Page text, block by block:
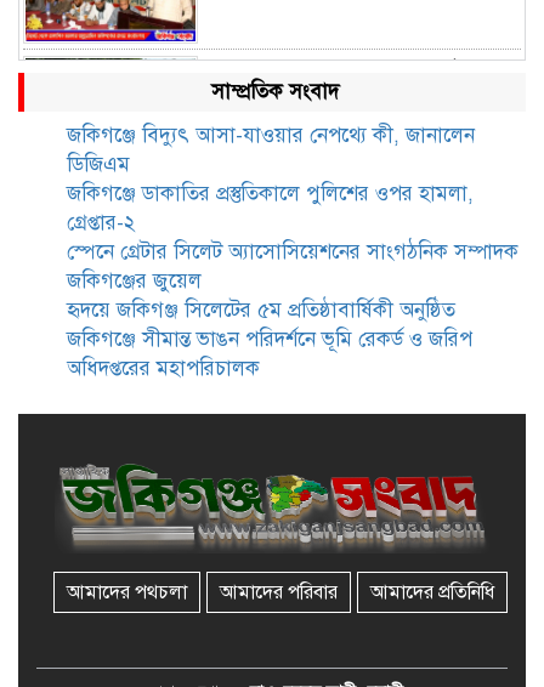
জকিগঞ্জে সীমান্ত ভাঙন পরিদর্শনে ভূমি
রেকর্ড ও জরিপ অধিদপ্তরের
জকিগঞ্জে নারী ও শিশু নির্যাতন ও
বাল্যবিবাহ প্রতিরোধে আন্তঃকলেজ
জকিগঞ্জে বালাউট ছাহেব বাড়ীর
উদ্যোগে দিনব্যাপী ফ্রি চক্ষু সেবা ক্যাম্প
জকিগঞ্জে সাজাপ্রাপ্ত আসামিসহ
রেলপথে যুক্ত হবে জকিগঞ্জ-কানাইঘাট,
শুরু হচ্ছে সম্ভাব্যতা সমীক্ষা
ছবি ঘিরে আলোচনা!
সাম্প্রতিক সংবাদ
জকিগঞ্জে বিদ্যুৎ আসা-যাওয়ার নেপথ্যে কী, জানালেন
ডিজিএম
জকিগঞ্জে ডাকাতির প্রস্তুতিকালে পুলিশের ওপর হামলা,
গ্রেপ্তার-২
স্পেনে গ্রেটার সিলেট অ্যাসোসিয়েশনের সাংগঠনিক সম্পাদক
জকিগঞ্জের জুয়েল
হৃদয়ে জকিগঞ্জ সিলেটের ৫ম প্রতিষ্ঠাবার্ষিকী অনুষ্ঠিত
জকিগঞ্জে সীমান্ত ভাঙন পরিদর্শনে ভূমি রেকর্ড ও জরিপ
অধিদপ্তরের মহাপরিচালক
আমাদের পথচলা আমাদের পরিবার আমাদের প্রতিনিধি